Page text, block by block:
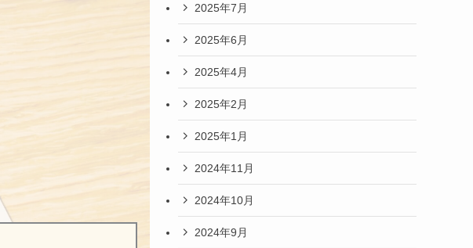
2025年7月
2025年6月
2025年4月
2025年2月
2025年1月
2024年11月
2024年10月
2024年9月